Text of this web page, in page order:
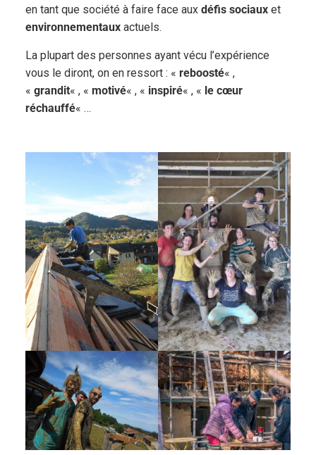
en tant que société à faire face aux défis sociauxet
environnementauxactuels.
La plupart des personnes ayant vécu l’expérience
vous le diront, on en ressort : « reboosté« ,
« grandit« , « motivé« , « inspiré« , « le cœur
réchauffé« …